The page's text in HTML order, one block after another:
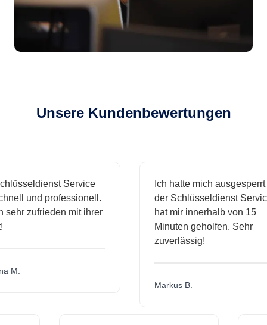
Unsere Kundenbewertungen
Service
und professionell.
zufrieden mit ihrer
Ich hatte mich ausgesperrt und
der Schlüsseldienst Service
hat mir innerhalb von 15
Minuten geholfen. Sehr
zuverlässig!
Markus B.